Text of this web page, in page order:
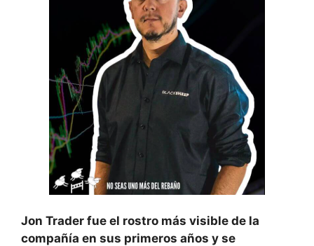
Jon Trader fue el rostro más visible de la
compañía en sus primeros años y se